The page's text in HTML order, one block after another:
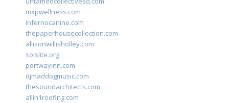
mxpwellness.com
infernocanine.com
thepaperhousecollection.com
allisonwillisholley.com
solslite.org
portwayinn.com
djmaddogmusic.com
thesoundarchitects.com
allin1roofing.com